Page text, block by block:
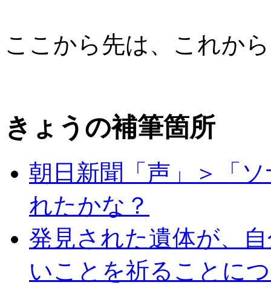
ここから先は、これか
きょうの補筆箇所
朝日新聞「声」＞「
れたかな？
発見された遺体が、
いことを祈ることに